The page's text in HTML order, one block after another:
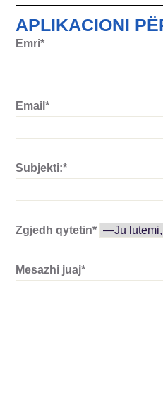
APLIKACIONI
Emri*
Email*
Subjekti:*
Zgjedh qytetin*
Mesazhi juaj*